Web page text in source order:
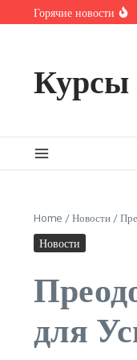
Перейти к содержанию
Горячие новости
Online Training and
Курсы
Home /Новости /
Новости
для